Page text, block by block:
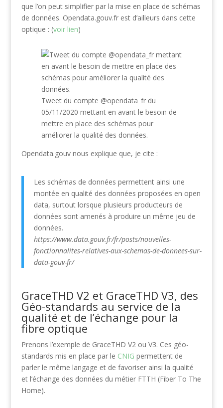
que l’on peut simplifier par la mise en place de schémas
de données. Opendata.gouv.fr est d’ailleurs dans cette
optique : (voir lien)
Tweet du compte @opendata_fr du
05/11/2020 mettant en avant le besoin de
mettre en place des schémas pour
améliorer la qualité des données.
Opendata.gouv nous explique que, je cite :
Les schémas de données permettent ainsi une
montée en qualité des données proposées en open
data, surtout lorsque plusieurs producteurs de
données sont amenés à produire un même jeu de
données.
https://www.data.gouv.fr/fr/posts/nouvelles-
fonctionnalites-relatives-aux-schemas-de-donnees-sur-
data-gouv-fr/
GraceTHD V2 et GraceTHD V3, des
Géo-standards au service de la
qualité et de l’échange pour la
fibre optique
Prenons l’exemple de GraceTHD V2 ou V3. Ces géo-
standards mis en place par le CNIG permettent de
parler le même langage et de favoriser ainsi la qualité
et l’échange des données du métier FTTH (Fiber To The
Home).